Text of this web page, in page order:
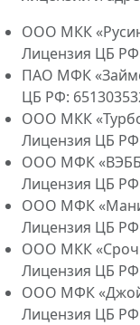
ООО МКК
Лицензия ЦБ
ПАО МФК
ЦБ РФ:
ООО МКК
Лицензия ЦБ
ООО МФК
Лицензия ЦБ
ООО МФК
Лицензия ЦБ
ООО МКК
Лицензия ЦБ
ООО МФК «Джой
Лицензия ЦБ